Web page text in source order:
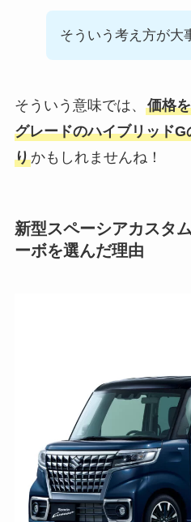
そういう考え方が大
そういう意味では、 価格
グレードのハイブリッド
りかもしれませんね！
新型スペーシアカスタ
ーボを選んだ理由